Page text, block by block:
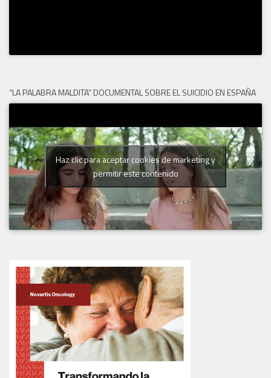
“LA PALABRA MALDITA” DOCUMENTAL SOBRE EL SUICIDIO EN ESPAÑA
Haz clic para aceptar cookies de marketing y
permitir este contenido